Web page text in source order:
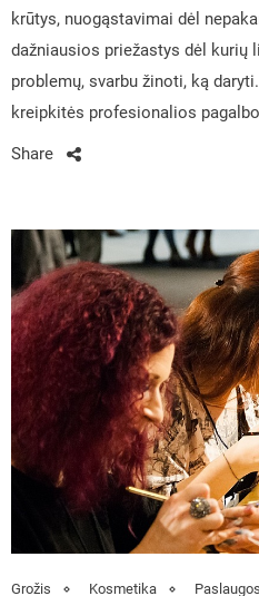
krūtys, nuogąstavimai dėl
dažniausios priežastys dėl kurių
problemų, svarbu žinoti, ką
kreipkitės profesionalios
Share
Grožis Kosmetika Paslaugos